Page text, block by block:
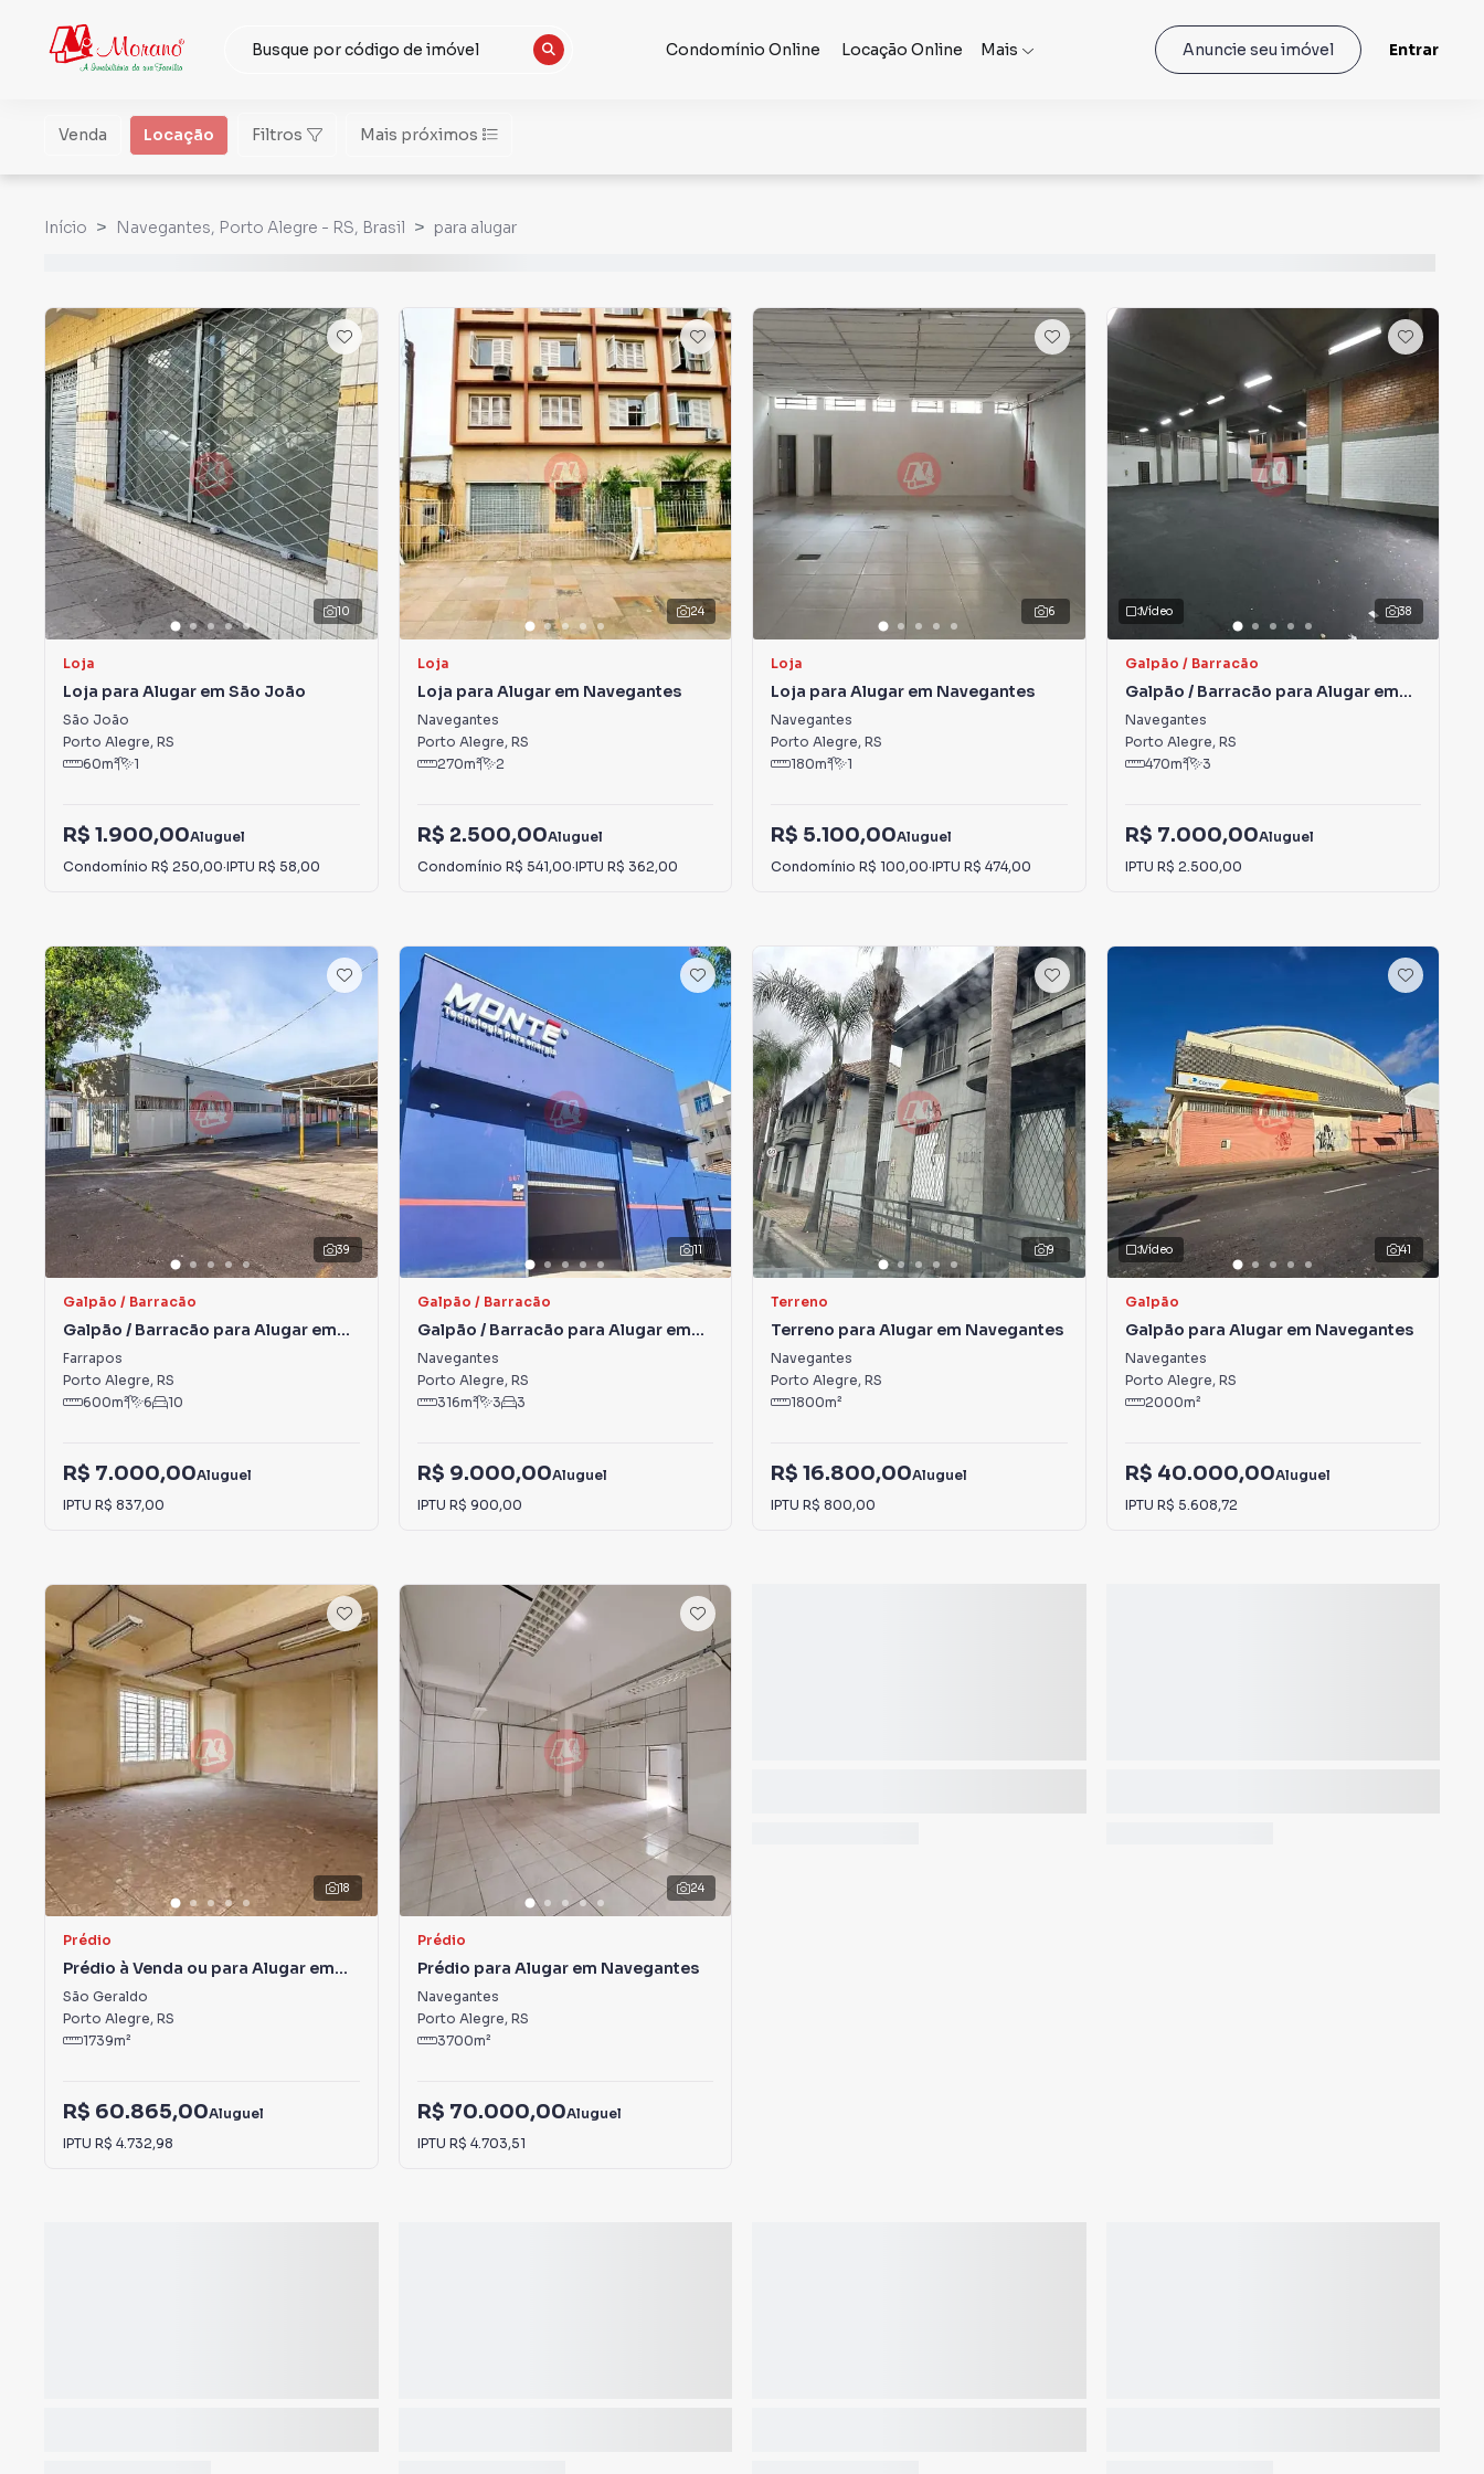
Condomínio Online Locação Online Mais Anuncie seu imóvel Entrar
Venda Locação Filtros Mais próximos
Início Navegantes, Porto Alegre - RS, Brasil para alugar
10
Loja
Loja para Alugar em São João
São João
Porto Alegre, RS
60m² 1
R$ 1.900,00Aluguel
Condomínio R$ 250,00·IPTU R$ 58,00
24
Loja
Loja para Alugar em Navegantes
Navegantes
Porto Alegre, RS
270m² 2
R$ 2.500,00Aluguel
Condomínio R$ 541,00·IPTU R$ 362,00
6
Loja
Loja para Alugar em Navegantes
Navegantes
Porto Alegre, RS
180m² 1
R$ 5.100,00Aluguel
Condomínio R$ 100,00·IPTU R$ 474,00
38
Vídeo
Galpão / Barracão
Galpão / Barracão para Alugar em
Navegantes
Navegantes
Porto Alegre, RS
470m² 3
R$ 7.000,00Aluguel
IPTU R$ 2.500,00
39
Galpão / Barracão
Galpão / Barracão para Alugar em
Farrapos
Farrapos
Porto Alegre, RS
600m² 6 10
R$ 7.000,00Aluguel
IPTU R$ 837,00
11
Galpão / Barracão
Galpão / Barracão para Alugar em
Navegantes
Navegantes
Porto Alegre, RS
316m² 3 3
R$ 9.000,00Aluguel
IPTU R$ 900,00
9
Terreno
Terreno para Alugar em Navegantes
Navegantes
Porto Alegre, RS
1800m²
R$ 16.800,00Aluguel
IPTU R$ 800,00
41
Vídeo
Galpão
Galpão para Alugar em Navegantes
Navegantes
Porto Alegre, RS
2000m²
R$ 40.000,00Aluguel
IPTU R$ 5.608,72
18
Prédio
Prédio à Venda ou para Alugar em
São Geraldo
São Geraldo
Porto Alegre, RS
1739m²
R$ 60.865,00Aluguel
IPTU R$ 4.732,98
24
Prédio
Prédio para Alugar em Navegantes
Navegantes
Porto Alegre, RS
3700m²
R$ 70.000,00Aluguel
IPTU R$ 4.703,51